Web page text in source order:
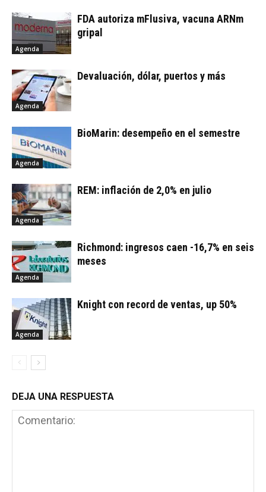
Agenda
FDA autoriza mFlusiva, vacuna ARNm
gripal
Agenda
Devaluación, dólar, puertos y más
Agenda
BioMarin: desempeño en el semestre
Agenda
REM: inflación de 2,0% en julio
Agenda
Richmond: ingresos caen -16,7% en seis
meses
Agenda
Knight con record de ventas, up 50%
DEJA UNA RESPUESTA